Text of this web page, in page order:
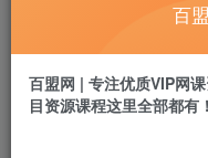
百
百盟网 | 专注优质VIP网
目资源课程这里全部都有！